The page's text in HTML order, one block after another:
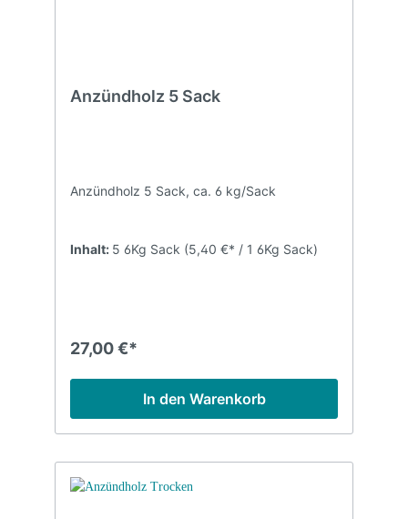
Anzündholz 5 Sack
Anzündholz 5 Sack, ca. 6 kg/Sack
Inhalt: 5 6Kg Sack (5,40 €* / 1 6Kg Sack)
27,00 €*
In den Warenkorb